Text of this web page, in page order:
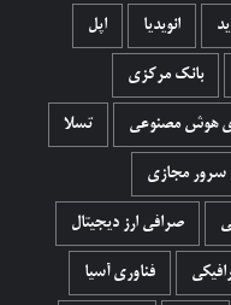
انویدیا اپل
بانک مرکزی
هوش مصنوعی تسلا
سرور مجازی
صرافی ارز دیجیتال
فناوری آسیا